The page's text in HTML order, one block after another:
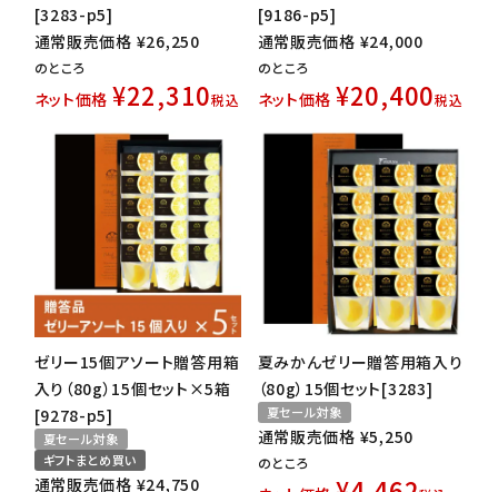
[3283-p5]
通常販売価格 ¥26,250
のところ
ネット価格 ¥22,310税込
[9186-p5]
通常販売価格 ¥24,000
のところ
ネット価格 ¥20,400税込
ゼリー15個アソート贈答用箱
入り（80g）15個セット×5箱
[9278-p5]
夏セール対象
ギフトまとめ買い
通常販売価格 ¥24,750
夏みかんゼリー贈答用箱入り
（80g）15個セット[3283]
夏セール対象
通常販売価格 ¥5,250
のところ